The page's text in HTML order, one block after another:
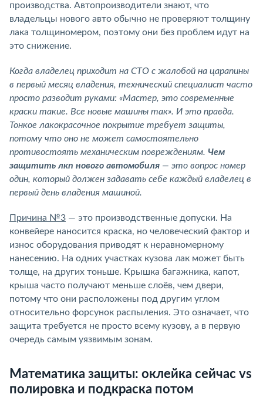
производства. Автопроизводители знают, что
владельцы нового авто обычно не проверяют толщину
лака толщиномером, поэтому они без проблем идут на
это снижение.
Когда владелец приходит на СТО с жалобой на царапины
в первый месяц владения, технический специалист часто
просто разводит руками: «Мастер, это современные
краски такие. Все новые машины так». И это правда.
Тонкое лакокрасочное покрытие требует защиты,
потому что оно не может самостоятельно
противостоять механическим повреждениям. Чем
защитить лкп нового автомобиля — это вопрос номер
один, который должен задавать себе каждый владелец в
первый день владения машиной.
Причина №3 — это производственные допуски. На
конвейере наносится краска, но человеческий фактор и
износ оборудования приводят к неравномерному
нанесению. На одних участках кузова лак может быть
толще, на других тоньше. Крышка багажника, капот,
крыша часто получают меньше слоёв, чем двери,
потому что они расположены под другим углом
относительно форсунок распыления. Это означает, что
защита требуется не просто всему кузову, а в первую
очередь самым уязвимым зонам.
Математика защиты: оклейка сейчас vs
полировка и подкраска потом